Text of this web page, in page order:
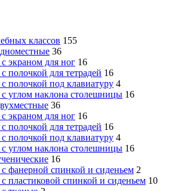
классов 155
36
экраном для ног 16
полочкой для тетрадей 16
полочкой под клавиатуру 4
углом наклона столешницы 16
36
экраном для ног 16
полочкой для тетрадей 16
полочкой под клавиатуру 4
углом наклона столешницы 16
16
фанерной спинкой и сиденьем 2
пластиковой спинкой и сиденьем 10